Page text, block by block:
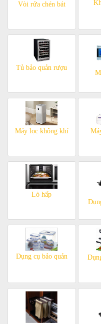
Vòi rửa chén bát
Tủ bảo quản rượu
Máy lọc không khí
Lò hấp
Dụng cụ bảo quản